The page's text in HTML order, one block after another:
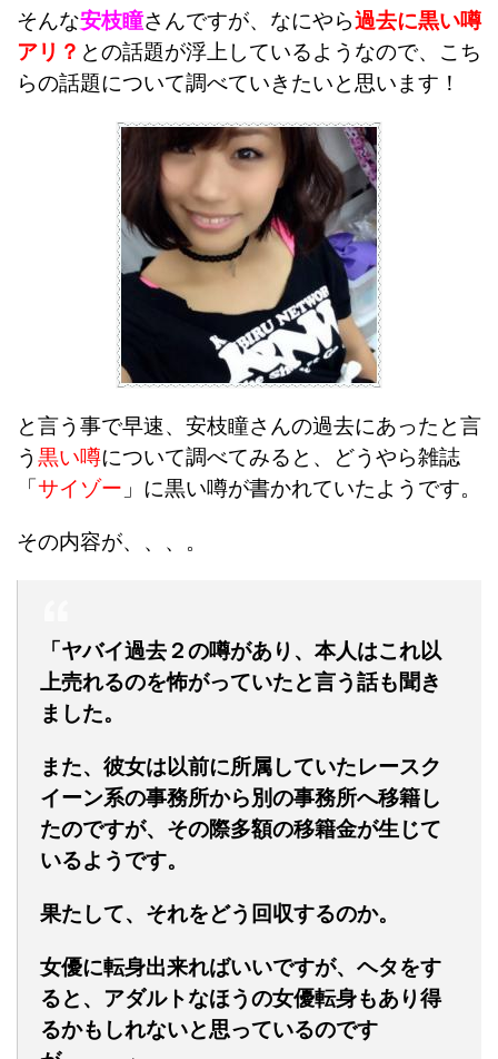
そんな安枝瞳さんですが、なにやら過去に黒い噂
アリ？ との話題が浮上しているようなので、こち
らの話題について調べていきたいと思います！
と言う事で早速、安枝瞳さんの過去にあったと言
う 黒い噂について調べてみると、どうやら雑誌
「 サイゾー 」に黒い噂が書かれていたようです。
その内容が、、、。
「ヤバイ過去２の噂があり、本人はこれ以
上売れるのを怖がっていたと言う話も聞き
ました。
また、彼女は以前に所属していたレースク
イーン系の事務所から別の事務所へ移籍し
たのですが、その際多額の移籍金が生じて
いるようです。
果たして、それをどう回収するのか。
女優に転身出来ればいいですが、ヘタをす
ると、アダルトなほうの女優転身もあり得
るかもしれないと思っているのです